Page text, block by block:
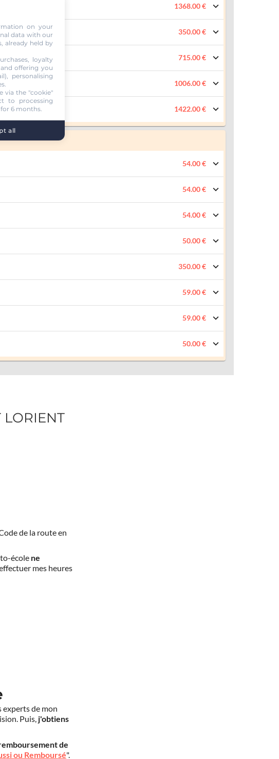
1368.00 €
350.00 €
715.00 €
1006.00 €
1422.00 €
54.00 €
54.00 €
54.00 €
50.00 €
350.00 €
59.00 €
59.00 €
50.00 €
de la route en
école ne
mes heures
experts de mon
Puis, j'obtiens
de
ou Remboursé".
on your
data with our
already held by
loyalty
offering you
personalising
via the "cookie"
to processing
6 months.
all